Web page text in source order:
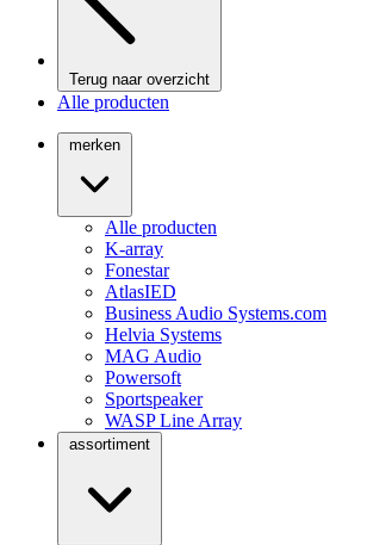
Terug naar overzicht
Alle producten
merken
Alle producten
K-array
Fonestar
AtlasIED
Business Audio Systems.com
Helvia Systems
MAG Audio
Powersoft
Sportspeaker
WASP Line Array
assortiment